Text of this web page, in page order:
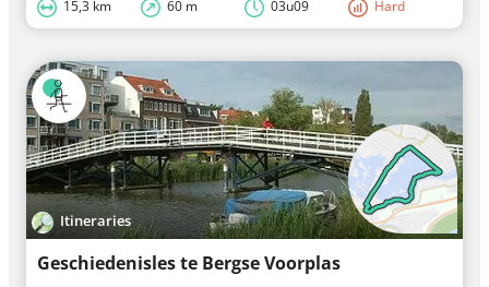
15,3 km 60 m 03u09 Hard
Itineraries
Geschiedenisles te Bergse Voorplas